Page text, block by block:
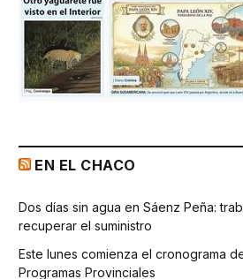
EN EL CHACO
Dos días sin agua en Sáenz Peña:
recuperar el suministro
Este lunes comienza el cronograma
Programas Provinciales